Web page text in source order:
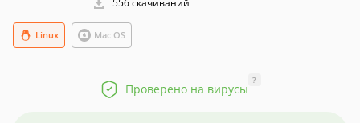
556 скачиваний
Mac OS
Linux
Проверено на вирусы
?